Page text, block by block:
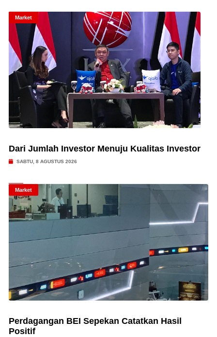
Market
Dari Jumlah Investor Menuju Kualitas Investor
SABTU, 8 AGUSTUS 2026
Market
Perdagangan BEI Sepekan Catatkan Hasil
Positif